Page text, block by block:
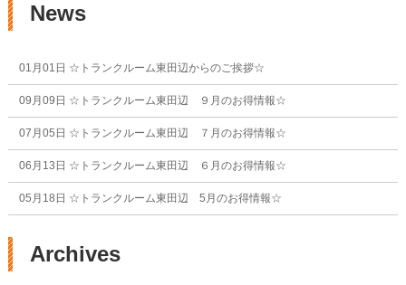
News
01月01日 ☆トランクルーム東田辺からのご挨拶☆
09月09日 ☆トランクルーム東田辺 ９月のお得情報☆
07月05日 ☆トランクルーム東田辺 ７月のお得情報☆
06月13日 ☆トランクルーム東田辺 ６月のお得情報☆
05月18日 ☆トランクルーム東田辺 5月のお得情報☆
Archives